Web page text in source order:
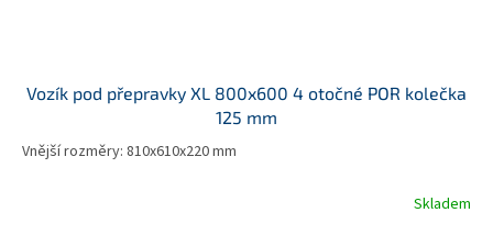
Vozík pod přepravky XL 800x600 4 otočné POR kolečka
125 mm
Vnější rozměry: 810x610x220 mm
Skladem